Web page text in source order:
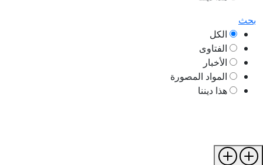
بحث
الكل
الفتاوى
الأخبار
المواد المصورة
هذا ديننا